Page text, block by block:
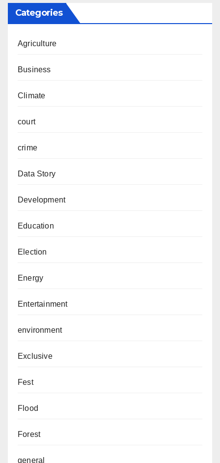
Categories
Agriculture
Business
Climate
court
crime
Data Story
Development
Education
Election
Energy
Entertainment
environment
Exclusive
Fest
Flood
Forest
general